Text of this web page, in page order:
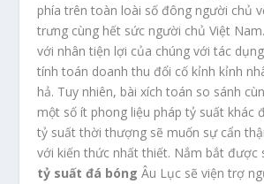
phía trên toàn loài số đông người chủ
trưng cùng hết sức người chủ Việt
với nhân tiện lợi của chúng với tác
tính toán doanh thu đổi cố kỉnh kỉnh
hả. Tuy nhiên, bài xích toán so sánh
một số ít phong liệu pháp tỷ suất khác
tỷ suất thời thượng sẽ muốn sự cẩn
với kiến thức nhất thiết. Nắm bắt được
tỷ suất đá bóng Âu Lục sẽ viện trợ